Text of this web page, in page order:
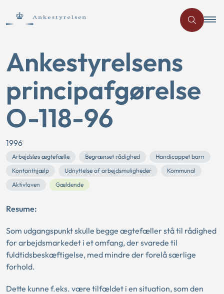
Ankestyrelsens
principafgørelse
O-118-96
1996
Arbejdsløs ægtefælle Begrænset rådighed
Handicappet barn
Kontanthjælp
Udnyttelse af arbejdsmuligheder
Kommunal
Aktivloven
Gældende
Resume:
Som udgangspunkt skulle begge ægtefæller stå til rådighed
for arbejdsmarkedet i et omfang, der svarede til
fuldtidsbeskæftigelse, med mindre der forelå særlige
forhold.
Dette kunne f.eks. være tilfældet i en situation, som den